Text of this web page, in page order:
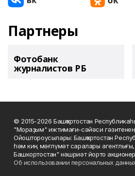
Партнеры
Фотобанк
журналистов РБ
© 2015-2026 Башҡортостан
"Мораҙым" ижтимағи-сәйәси
Ойоштороусылары: Башҡортостан
һәм киң мәғлүмәт саралары
Башкортостан" нәшриәт йорто
Об использовании персональных